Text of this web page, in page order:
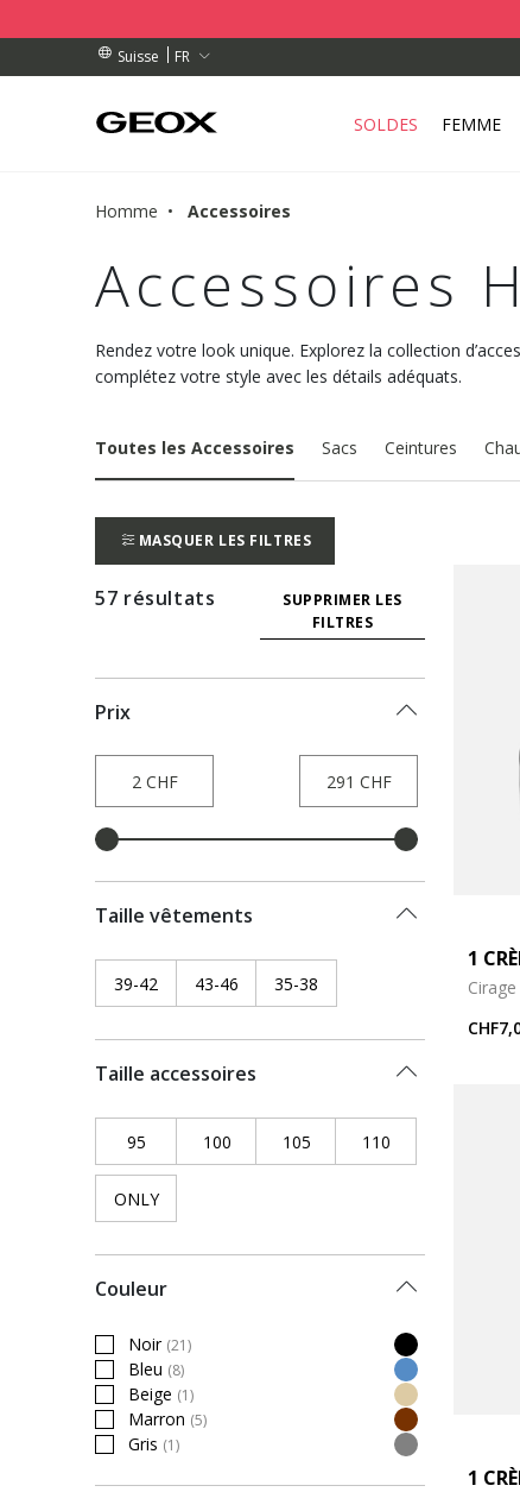
Suisse
FR
DE PLUS DE CHF 115
PROCHE DE CHEZ VOUS.
DE PLUS DE CHF 115
SOLDES FEMME
Homme Accessoires
Accessoires
Rendez votre look unique. Explorez la collection
complétez votre style avec les détails adéquats.
Toutes les Accessoires Sacs Ceintures
MASQUER LES FILTRES
57 résultats
SUPPRIMER LES
FILTRES
Prix
Taille vêtements
39-42 Refine by Taille vêtements: 39-42
43-46 Refine by Taille vêtements: 43-46
35-38 Refine by Taille
Taille accessoires
95 Refine by Taille accessoires: 95
100 Refine by Taille accessoires: 100
105 Refine by Taille
110
ONLYRefine by Taille accessoires: ONLY
Couleur
Noir (21)
Refine by Couleur: Noir
Bleu (8)
Refine by Couleur: Bleu
Beige (1)
Refine by Couleur: Beige
Marron (5)
Refine by Couleur: Marron
Gris (1)
Refine by Couleur: Gris
1
1